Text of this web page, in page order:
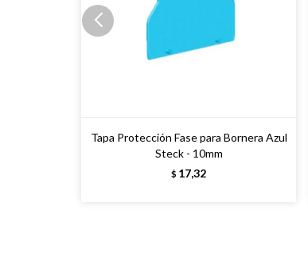
Tapa Protección Fase para Bornera Azul
Steck - 10mm
$ 17,32